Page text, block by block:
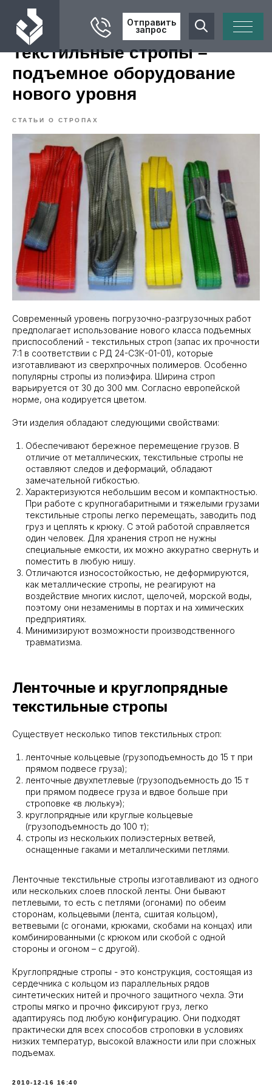
Отправить
запрос
Текстильные стропы –
подъемное оборудование
нового уровня
СТАТЬИ О СТРОПАХ
Современный уровень погрузочно-разгрузочных работ
предполагает использование нового класса подъемных
приспособлений - текстильных строп (запас их прочности
7:1 в соответствии с РД 24-СЗК-01-01), которые
изготавливают из сверхпрочных полимеров. Особенно
популярны стропы из полиэфира. Ширина строп
варьируется от 30 до 300 мм. Согласно европейской
норме, она кодируется цветом.
Эти изделия обладают следующими свойствами:
Обеспечивают бережное перемещение грузов. В
отличие от металлических, текстильные стропы не
оставляют следов и деформаций, обладают
замечательной гибкостью.
Характеризуются небольшим весом и компактностью.
При работе с крупногабаритными и тяжелыми грузами
текстильные стропы легко перемещать, заводить под
груз и цеплять к крюку. С этой работой справляется
один человек. Для хранения строп не нужны
специальные емкости, их можно аккуратно свернуть и
поместить в любую нишу.
Отличаются износостойкостью, не деформируются,
как металлические стропы, не реагируют на
воздействие многих кислот, щелочей, морской воды,
поэтому они незаменимы в портах и на химических
предприятиях.
Минимизируют возможности производственного
травматизма.
Ленточные и круглопрядные
текстильные стропы
Существует несколько типов текстильных строп:
ленточные кольцевые (грузоподъемность до 15 т при
прямом подвесе груза);
ленточные двухпетлевые (грузоподъемность до 15 т
при прямом подвесе груза и вдвое больше при
строповке «в люльку»);
круглопрядные или круглые кольцевые
(грузоподъемность до 100 т);
стропы из нескольких полиэстерных ветвей,
оснащенные гаками и металлическими петлями.
Ленточные текстильные стропы изготавливают из одного
или нескольких слоев плоской ленты. Они бывают
петлевыми, то есть с петлями (огонами) по обеим
сторонам, кольцевыми (лента, сшитая кольцом),
ветвевыми (с огонами, крюками, скобами на концах) или
комбинированными (с крюком или скобой с одной
стороны и огоном – с другой).
Круглопрядные стропы - это конструкция, состоящая из
сердечника с кольцом из параллельных рядов
синтетических нитей и прочного защитного чехла. Эти
стропы мягко и прочно фиксируют груз, легко
адаптируясь под любую конфигурацию. Они подходят
практически для всех способов строповки в условиях
низких температур, высокой влажности или при сложных
подъемах.
2010-12-16 16:40